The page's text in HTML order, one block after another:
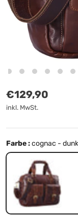
Normaler Preis
€129,90
inkl. MwSt.
Farbe :cognac -
cognac -